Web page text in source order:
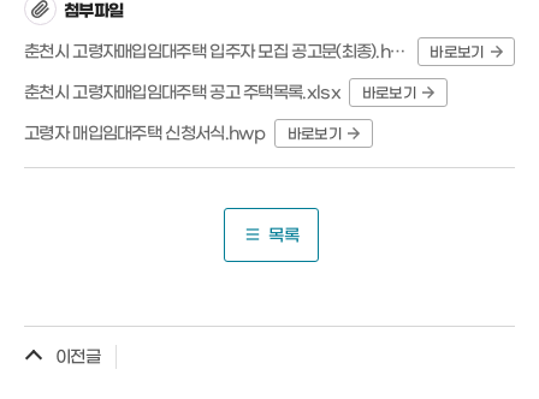
첨부파일
춘천시 고령자매입임대주택 입주자 모집 공고문(최종).hwp
바로보기
춘천시 고령자매입임대주택 공고 주택목록.xlsx 바로보기
고령자 매입임대주택 신청서식.hwp 바로보기
목록
이전글